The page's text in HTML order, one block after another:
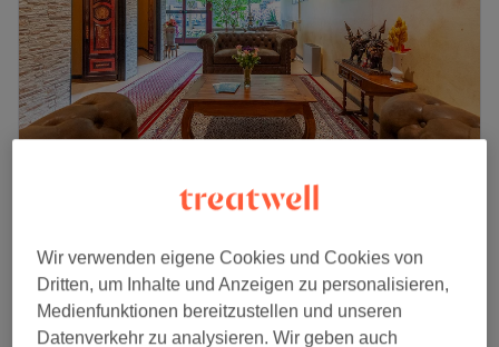
Suai Thai Massage
Schanze, Hamburg
Auf Karte anzeigen
Sanfte Massage für Schwangere
30 Min. - 1 Std. 30 Min.
ab 39 €
Schnellansicht Saloninfos
Wir verwenden eigene Cookies und Cookies von
Dritten, um Inhalte und Anzeigen zu personalisieren,
Medienfunktionen bereitzustellen und unseren
Datenverkehr zu analysieren. Wir geben auch